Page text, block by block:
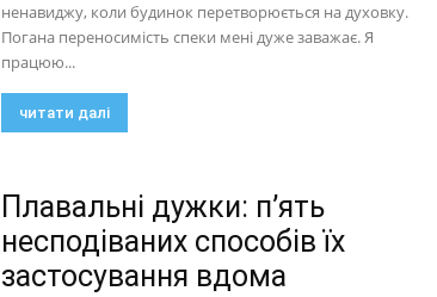
ненавиджу, коли будинок перетворюється на духовку.
Погана переносимість спеки мені дуже заважає. Я
працюю...
читати далі
Плавальні дужки: п’ять
несподіваних способів їх
застосування вдома